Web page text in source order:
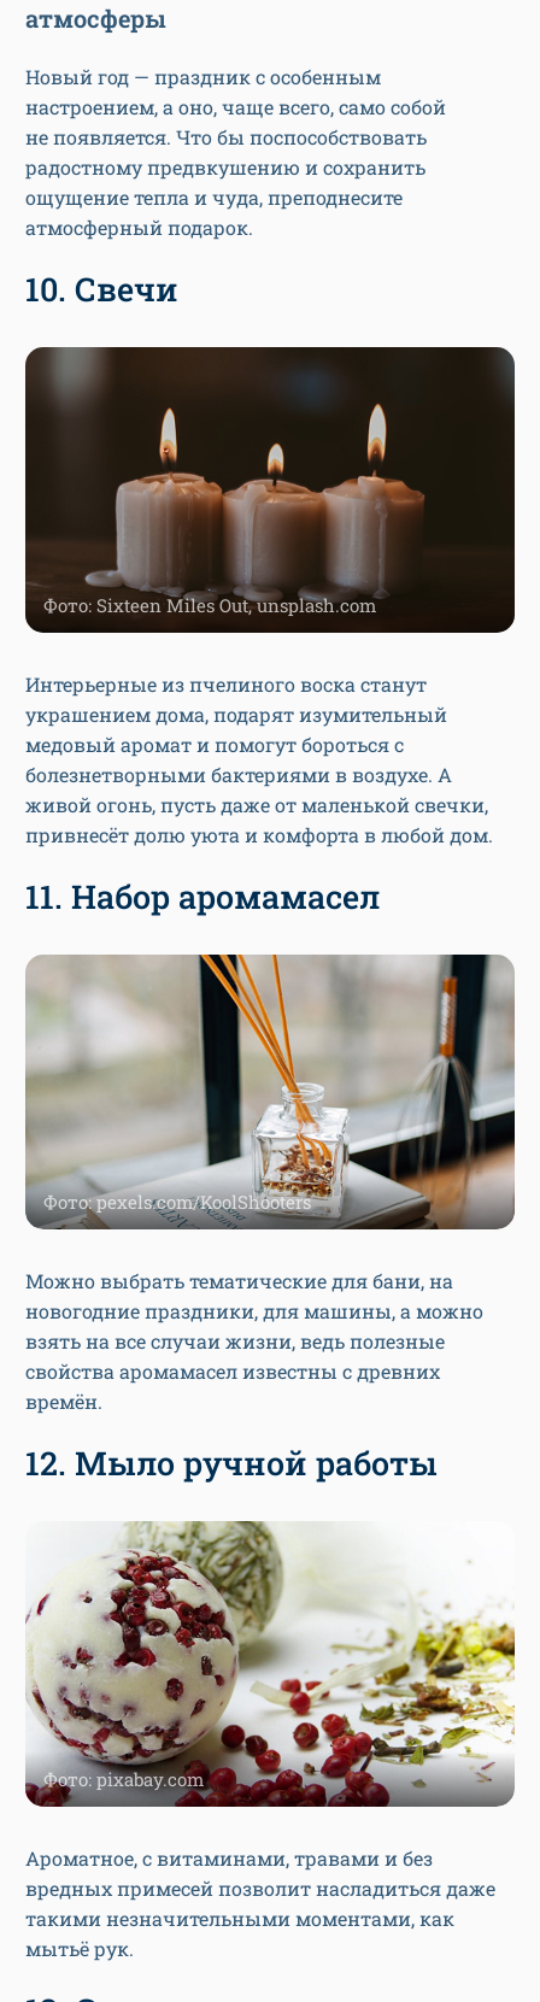
атмосферы
Новый год — праздник с особенным
настроением, а оно, чаще всего, само собой
не появляется. Что бы поспособствовать
радостному предвкушению и сохранить
ощущение тепла и чуда, преподнесите
атмосферный подарок.
10. Свечи
Фото: Sixteen Miles Out, unsplash.com
Интерьерные из пчелиного воска станут
украшением дома, подарят изумительный
медовый аромат и помогут бороться с
болезнетворными бактериями в воздухе. А
живой огонь, пусть даже от маленькой свечки,
привнесёт долю уюта и комфорта в любой дом.
11. Набор аромамасел
Фото: pexels.com/KoolShooters
Можно выбрать тематические для бани, на
новогодние праздники, для машины, а можно
взять на все случаи жизни, ведь полезные
свойства аромамасел известны с древних
времён.
12. Мыло ручной работы
Фото: pixabay.com
Ароматное, с витаминами, травами и без
вредных примесей позволит насладиться даже
такими незначительными моментами, как
мытьё рук.